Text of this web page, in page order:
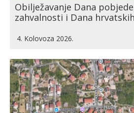
Obilježavanje Dana
zahvalnosti i Dana
4. Kolovoza 2026.